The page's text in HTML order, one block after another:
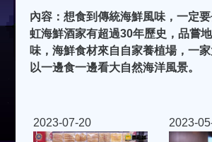
內容：想食到傳統海鮮風味，一定
虹海鮮酒家有超過30年歷史，品嘗
味，海鮮食材來自自家養植場，一
以一邊食一邊看大自然海洋風景。
2023-07-20 2023-